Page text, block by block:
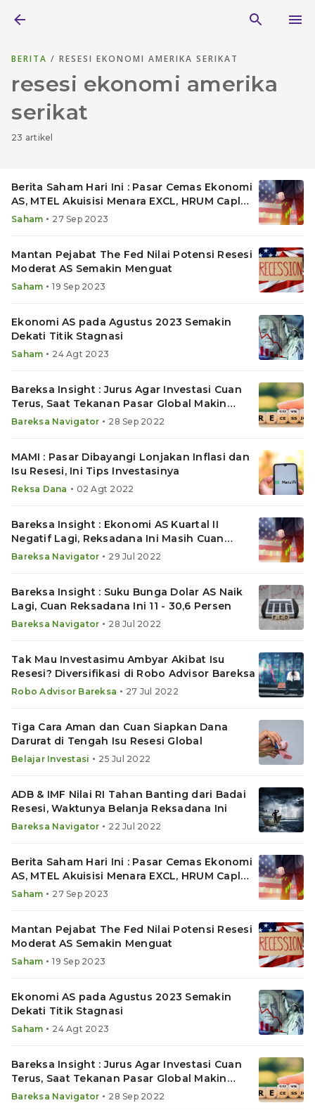
BERITA / RESESI EKONOMI AMERIKA SERIKAT
resesi ekonomi amerika
serikat
23 artikel
Berita Saham Hari Ini : Pasar Cemas Ekonomi
AS, MTEL Akuisisi Menara EXCL, HRUM Caplok
Infei Metal
Saham • 27 Sep 2023
Mantan Pejabat The Fed Nilai Potensi Resesi
Moderat AS Semakin Menguat
Saham • 19 Sep 2023
Ekonomi AS pada Agustus 2023 Semakin
Dekati Titik Stagnasi
Saham • 24 Agt 2023
Bareksa Insight : Jurus Agar Investasi Cuan
Terus, Saat Tekanan Pasar Global Makin
Berat
Bareksa Navigator • 28 Sep 2022
MAMI : Pasar Dibayangi Lonjakan Inflasi dan
Isu Resesi, Ini Tips Investasinya
Reksa Dana • 02 Agt 2022
Bareksa Insight : Ekonomi AS Kuartal II
Negatif Lagi, Reksadana Ini Masih Cuan
Hingga 30%
Bareksa Navigator • 29 Jul 2022
Bareksa Insight : Suku Bunga Dolar AS Naik
Lagi, Cuan Reksadana Ini 11 - 30,6 Persen
Bareksa Navigator • 28 Jul 2022
Tak Mau Investasimu Ambyar Akibat Isu
Resesi? Diversifikasi di Robo Advisor Bareksa
Robo Advisor Bareksa • 27 Jul 2022
Tiga Cara Aman dan Cuan Siapkan Dana
Darurat di Tengah Isu Resesi Global
Belajar Investasi • 25 Jul 2022
ADB & IMF Nilai RI Tahan Banting dari Badai
Resesi, Waktunya Belanja Reksadana Ini
Bareksa Navigator • 22 Jul 2022
Berita Saham Hari Ini : Pasar Cemas Ekonomi
AS, MTEL Akuisisi Menara EXCL, HRUM Caplok
Infei Metal
Saham • 27 Sep 2023
Mantan Pejabat The Fed Nilai Potensi Resesi
Moderat AS Semakin Menguat
Saham • 19 Sep 2023
Ekonomi AS pada Agustus 2023 Semakin
Dekati Titik Stagnasi
Saham • 24 Agt 2023
Bareksa Insight : Jurus Agar Investasi Cuan
Terus, Saat Tekanan Pasar Global Makin
Berat
Bareksa Navigator • 28 Sep 2022